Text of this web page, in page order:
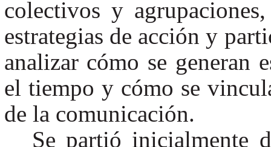
colectivos y
estrategias de acción y
analizar cómo se generan
el tiempo y cómo se
de la comunicación.
Se partió inicialmente